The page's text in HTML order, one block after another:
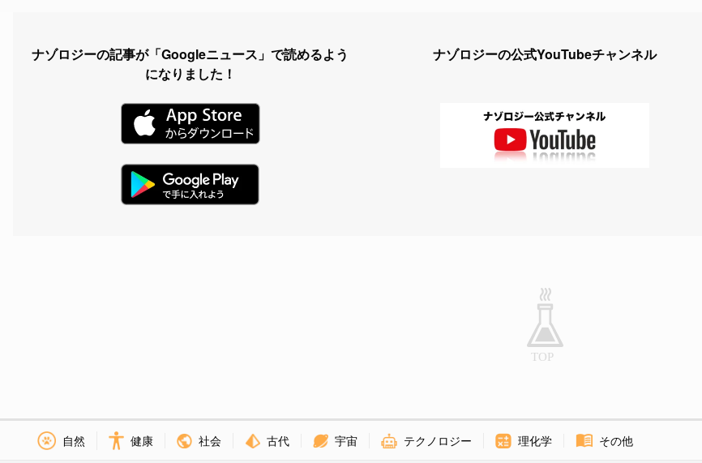
ナゾロジーの記事が「Googleニュース」で読めるよう
になりました！
ナゾロジーの公式YouTubeチャンネル
自然 健康 社会 古代 宇宙 テクノロジー 理化学 その他